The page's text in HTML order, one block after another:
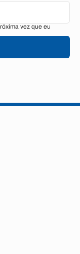
vez que eu